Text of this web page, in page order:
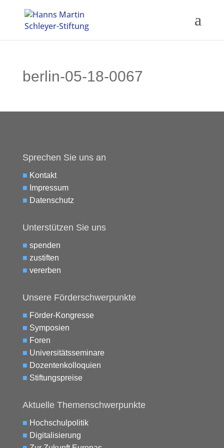
berlin-05-18-0067
Sprechen Sie uns an
■ Kontakt
■ Impressum
■ Datenschutz
Unterstützen Sie uns
■ spenden
■ zustiften
■ vererben
Unsere Förderschwerpunkte
■ Förder-Kongresse
■ Symposien
■ Foren
■ Universitätsseminare
■ Dozentenkolloquien
■ Stiftungspreise
Aktuelle Themenschwerpunkte
■ Hochschulpolitik
■ Digitalisierung